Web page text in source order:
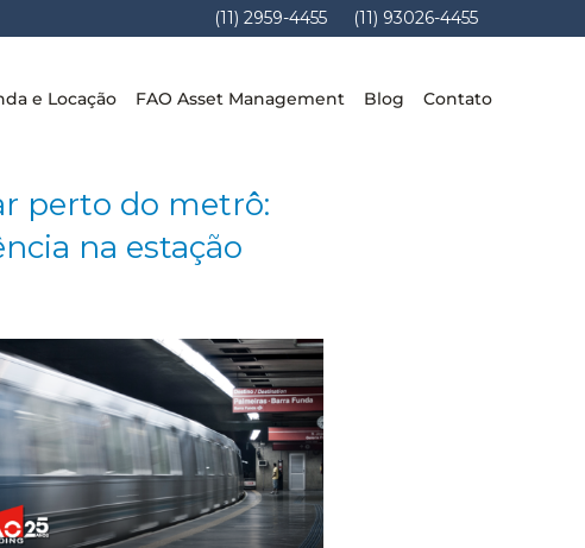
(11) 2959-4455 (11) 93026-4455
e Locação FAO Asset Management Blog Contato
perto do metrô:
na estação